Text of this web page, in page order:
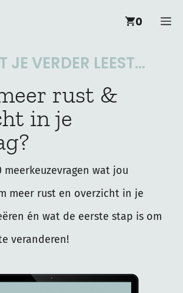
0
VERDER LEEST...
rust &
in je
meerkeuzevragen wat jou
meer rust en overzicht in je
én wat de eerste stap is om
veranderen!